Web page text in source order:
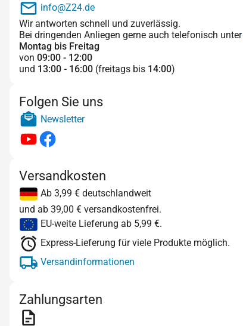
info@Z24.de
Wir antworten schnell und zuverlässig.
Bei dringenden Anliegen gerne auch telefonisch unter
Montag bis Freitag
von 09:00 - 12:00
und 13:00 - 16:00 (freitags bis 14:00)
Folgen Sie uns
Newsletter
Versandkosten
Ab 3,99 € deutschlandweit
und ab 39,00 € versandkostenfrei.
EU-weite Lieferung ab 5,99 €.
Express-Lieferung für viele Produkte möglich.
Versandinformationen
Zahlungsarten